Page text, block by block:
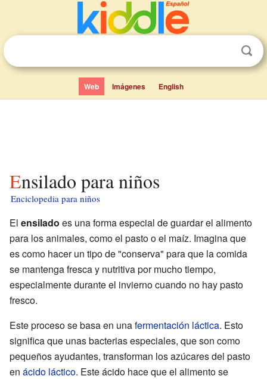
Web Imágenes English
Ensilado para niños
Enciclopedia para niños
El ensilado es una forma especial de guardar el alimento
para los animales, como el pasto o el maíz. Imagina que
es como hacer un tipo de "conserva" para que la comida
se mantenga fresca y nutritiva por mucho tiempo,
especialmente durante el invierno cuando no hay pasto
fresco.
Este proceso se basa en unafermentación láctica. Esto
significa que unas bacterias especiales, que son como
pequeños ayudantes, transforman los azúcares del pasto
en ácido láctico. Este ácido hace que el alimento se